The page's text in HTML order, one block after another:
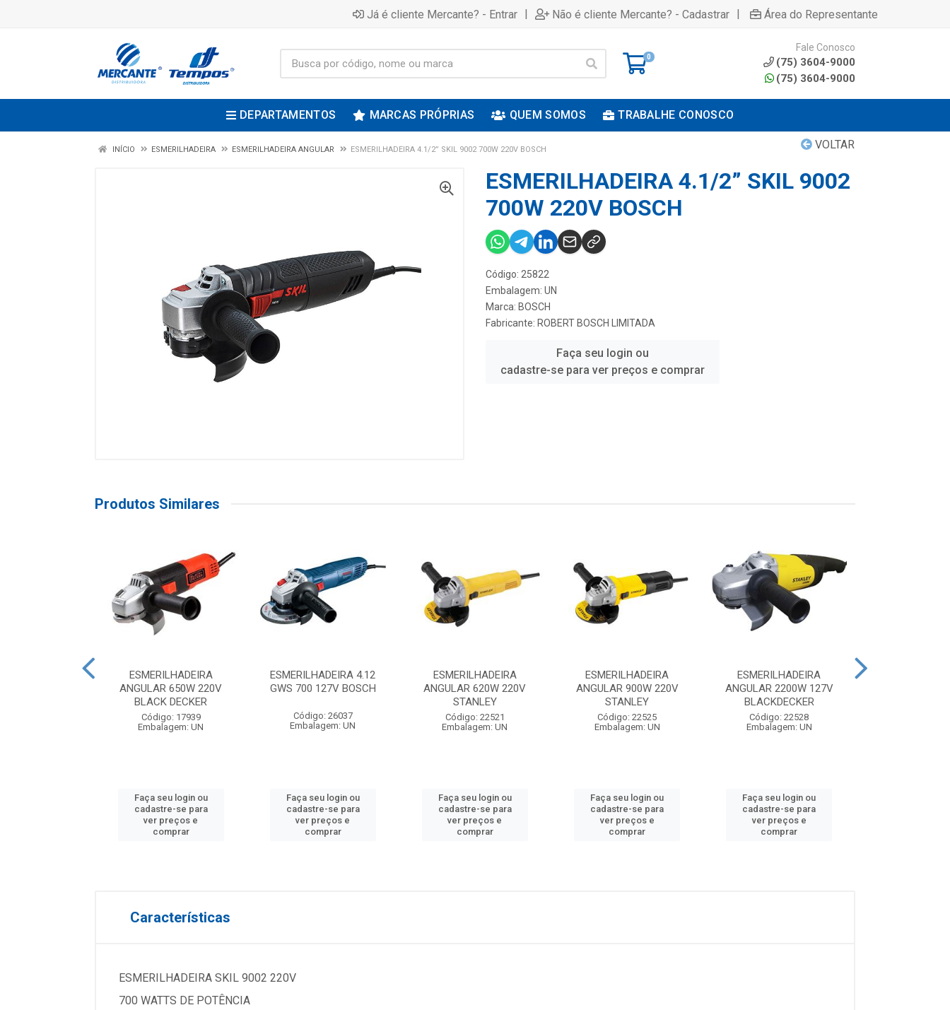
Já é cliente Mercante? - Entrar | Não é cliente Mercante? - Cadastrar | Área do Representante
0
Fale Conosco
(75) 3604-9000
(75) 3604-9000
DEPARTAMENTOS MARCAS PRÓPRIAS QUEM SOMOS TRABALHE CONOSCO
VOLTAR
INÍCIO ESMERILHADEIRA ESMERILHADEIRA ANGULAR ESMERILHADEIRA 4.1/2” SKIL 9002 700W 220V BOSCH
ESMERILHADEIRA 4.1/2” SKIL 9002
700W 220V BOSCH
Código: 25822
Embalagem: UN
Marca: BOSCH
Fabricante: ROBERT BOSCH LIMITADA
Faça seu login ou
cadastre-se para ver preços e comprar
Produtos Similares
ESMERILHADEIRA
ANGULAR 650W 220V
BLACK DECKER
Código: 17939
Embalagem: UN
Faça seu login ou
cadastre-se para
ver preços e
comprar
ESMERILHADEIRA 4.12
GWS 700 127V BOSCH
Código: 26037
Embalagem: UN
Faça seu login ou
cadastre-se para
ver preços e
comprar
ESMERILHADEIRA
ANGULAR 620W 220V
STANLEY
Código: 22521
Embalagem: UN
Faça seu login ou
cadastre-se para
ver preços e
comprar
ESMERILHADEIRA
ANGULAR 900W 220V
STANLEY
Código: 22525
Embalagem: UN
Faça seu login ou
cadastre-se para
ver preços e
comprar
ESMERILHADEIRA
ANGULAR 2200W 127V
BLACKDECKER
Código: 22528
Embalagem: UN
Faça seu login ou
cadastre-se para
ver preços e
comprar
Características
ESMERILHADEIRA SKIL 9002 220V
700 WATTS DE POTÊNCIA